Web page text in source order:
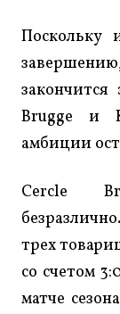
Поскольку
Brugge и
амбиции
Cercle
трех
со счетом
матче